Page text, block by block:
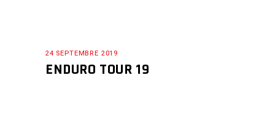
24 SEPTEMBRE 2019
ENDURO TOUR 19